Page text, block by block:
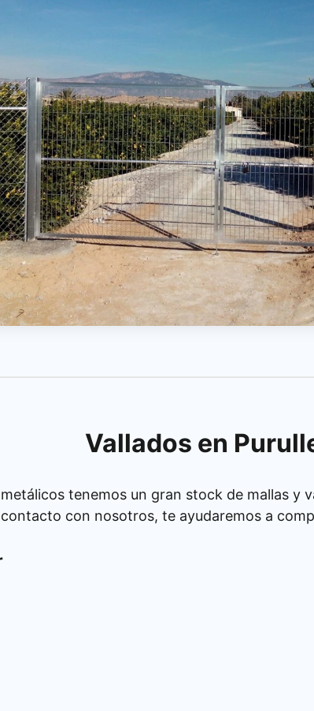
Vallados en
tenemos un gran stock de mallas y
con nosotros, te ayudaremos a